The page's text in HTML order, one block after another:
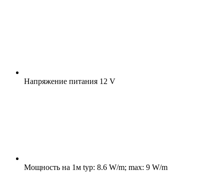
Напряжение питания 12 V
Мощность на 1м typ: 8.6 W/m; max: 9 W/m